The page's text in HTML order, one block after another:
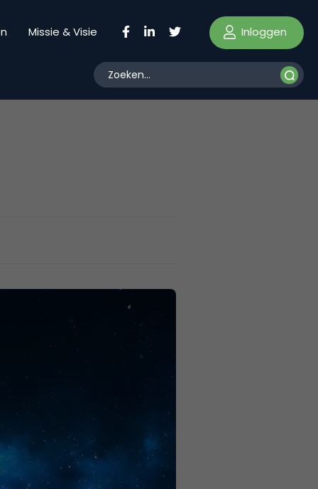
Missie & Visie Inloggen